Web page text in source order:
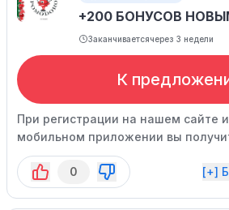
+200 БОНУСОВ
Заканчиваетсячерез 3 недели
К
При регистрации на нашем сайте
мобильном приложении вы
баллов!
0
[+]